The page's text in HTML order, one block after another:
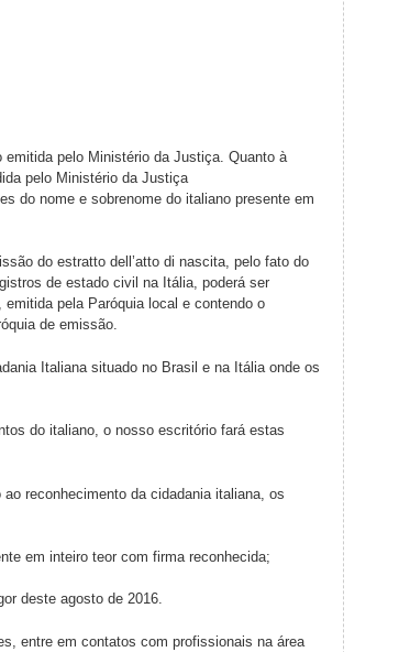
pelo Ministério da Justiça. Quanto à
pelo Ministério da Justiça
do nome e sobrenome do italiano presente em
do estratto dell’atto di nascita, pelo fato do
de estado civil na Itália, poderá ser
pela Paróquia local e contendo o
de emissão.
Italiana situado no Brasil e na Itália onde os
do italiano, o nosso escritório fará estas
reconhecimento da cidadania italiana, os
em inteiro teor com firma reconhecida;
deste agosto de 2016.
entre em contatos com profissionais na área